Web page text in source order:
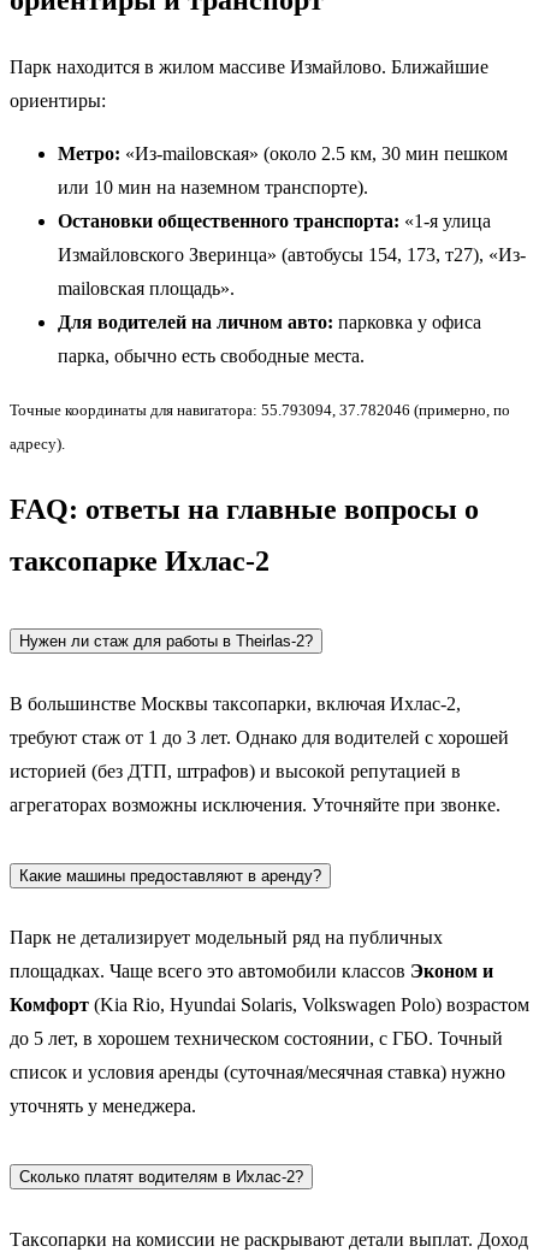
Парк находится в жилом массиве Измайлово. Ближайшие
ориентиры:
Метро: «Из-mailовская» (около 2.5 км, 30 мин пешком
или 10 мин на наземном транспорте).
Остановки общественного транспорта: «1-я улица
Измайловского Зверинца» (автобусы 154, 173, т27), «Из-
mailовская площадь».
Для водителей на личном авто: парковка у офиса
парка, обычно есть свободные места.
Точные координаты для навигатора: 55.793094, 37.782046 (примерно, по
адресу).
FAQ: ответы на главные вопросы о
таксопарке Ихлас-2
Нужен ли стаж для работы в Theirlas-2?
В большинстве Москвы таксопарки, включая Ихлас-2,
требуют стаж от 1 до 3 лет. Однако для водителей с хорошей
историей (без ДТП, штрафов) и высокой репутацией в
агрегаторах возможны исключения. Уточняйте при звонке.
Какие машины предоставляют в аренду?
Парк не детализирует модельный ряд на публичных
площадках. Чаще всего это автомобили классов Эконом и
Комфорт (Kia Rio, Hyundai Solaris, Volkswagen Polo) возрастом
до 5 лет, в хорошем техническом состоянии, с ГБО. Точный
список и условия аренды (суточная/месячная ставка) нужно
уточнять у менеджера.
Сколько платят водителям в Ихлас-2?
Таксопарки на комиссии не раскрывают детали выплат. Доход